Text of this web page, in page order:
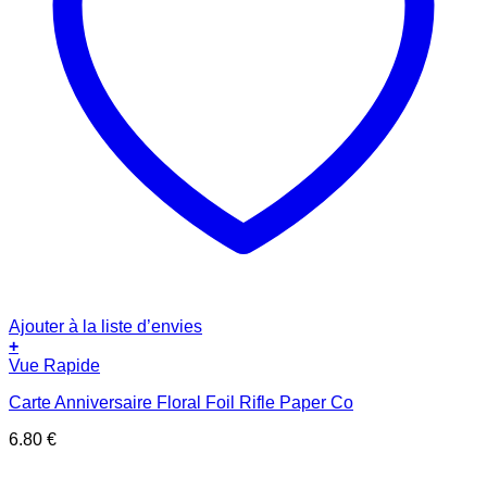
Ajouter à la liste d’envies
+
Vue Rapide
Carte Anniversaire Floral Foil Rifle Paper Co
6.80 €